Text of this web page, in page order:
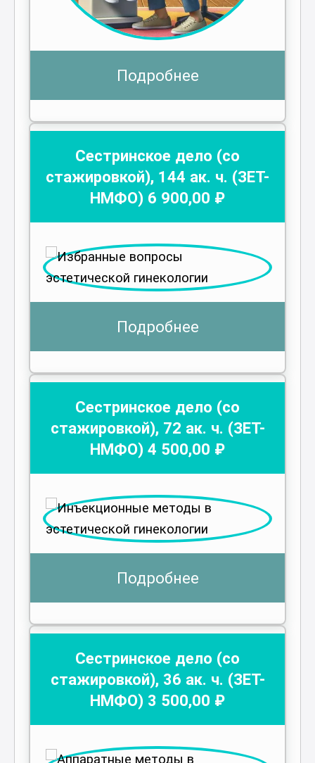
Подробнее
Сестринское дело (со
стажировкой), 144 ак. ч. (ЗЕТ-
НМФО) 6 900,00 ₽
Подробнее
Сестринское дело (со
стажировкой), 72 ак. ч. (ЗЕТ-
НМФО) 4 500,00 ₽
Подробнее
Сестринское дело (со
стажировкой), 36 ак. ч. (ЗЕТ-
НМФО) 3 500,00 ₽